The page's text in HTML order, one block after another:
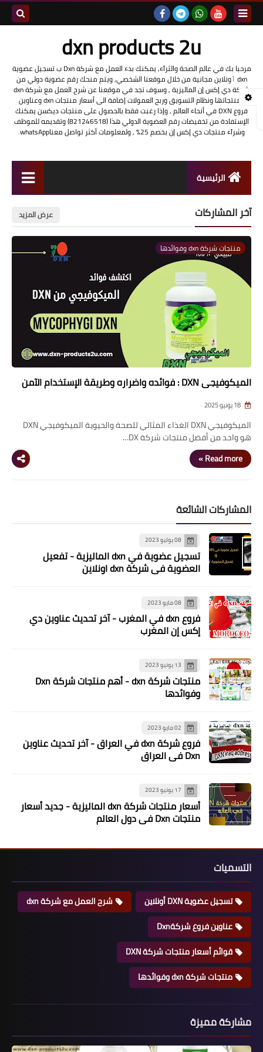
dxn products 2u
مرحبا بك في عالم الصحة والثرآء, يمكنك بدء العمل مع شركة Dxn ب تسجيل عضوية
dxn ٲونلاين مجانية من خلال موقعنا الشخصي, ويتم منحك رقم عضوية دولي من
شركة دي إكس إن الماليزية , وسوف تجد في موقعنا عن شرح العمل مع شركة dxn
ومنتجاتها ونظام التسويق وربح العمولات إضافة الى أسعار منتجات dxn وعناوين
فروع DXN في أنحاء العالم , وإذا رغبت فقط بالحصول على منتجات ديكسن يمكنك
الإستفادة من تخفيضات رقم العضوية الدولي هذا (821246518) وتقديمه للموظف
وشرآء منتجات دي إكس إن بخصم 25% , ولمعلومات أكثر تواصل معناwhatsApp.
الرئيسية
قوائم أسعار منتجات شركة
DXN
عناوين فروع شركةDxn
آخر المشاركات عرض المزيد
منتجات شركة dxn وفوائدها
الميكوفيجي DXN : فوائده واضراره وطريقة الإستخدام الآمن
الميكوفيجي DXN الغذاء المثالي للصحة والحيوية الميكوفيجي DXN
هو واحد من أفضل منتجات شركة DX…
Read more »
المشاركات الشائعة
08 يوليو 2023
تسجيل عضوية في dxn الماليزية - تفعيل
العضوية في شركة dxn اونلاين
08 مايو 2023
فروع dxn في المغرب - آخر تحديث عناوين دي
إكس إن المغرب
13 يونيو 2023
منتجات شركة dxn - أهم منتجات شركة Dxn
وفوائدها
02 مايو 2023
فروع شركة dxn في العراق - آخر تحديث عناوين
Dxn في العراق
17 يونيو 2023
أسعار منتجات شركة dxn الماليزية - جديد أسعار
منتجات Dxn في دول العالم
التسميات
تسجيل عضوية DXN أونلاين
شرح العمل مع شركة dxn
عناوين فروع شركةDxn
قوائم أسعار منتجات شركة DXN
منتجات شركة dxn وفوائدها
مشاركة مميزة